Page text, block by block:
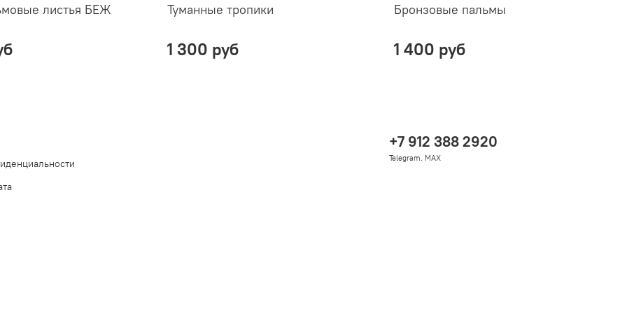
листья БЕЖ Туманные тропики
1 300 руб
Бронзовые пальмы
1 400 руб
+7 912 388 2920
Telegram. MAX